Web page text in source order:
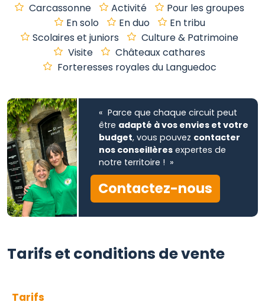
Carcassonne Activité
Pour les groupes
En solo
En duo
En tribu
Scolaires et juniors
Culture & Patrimoine
Visite
Châteaux cathares
Forteresses royales du Languedoc
« Parce que chaque circuit peut
être adapté à vos envies et votre
budget, vous pouvez contacter
nos conseillères expertes de
notre territoire ! »
Contactez-nous
Tarifs et conditions de vente
Tarifs